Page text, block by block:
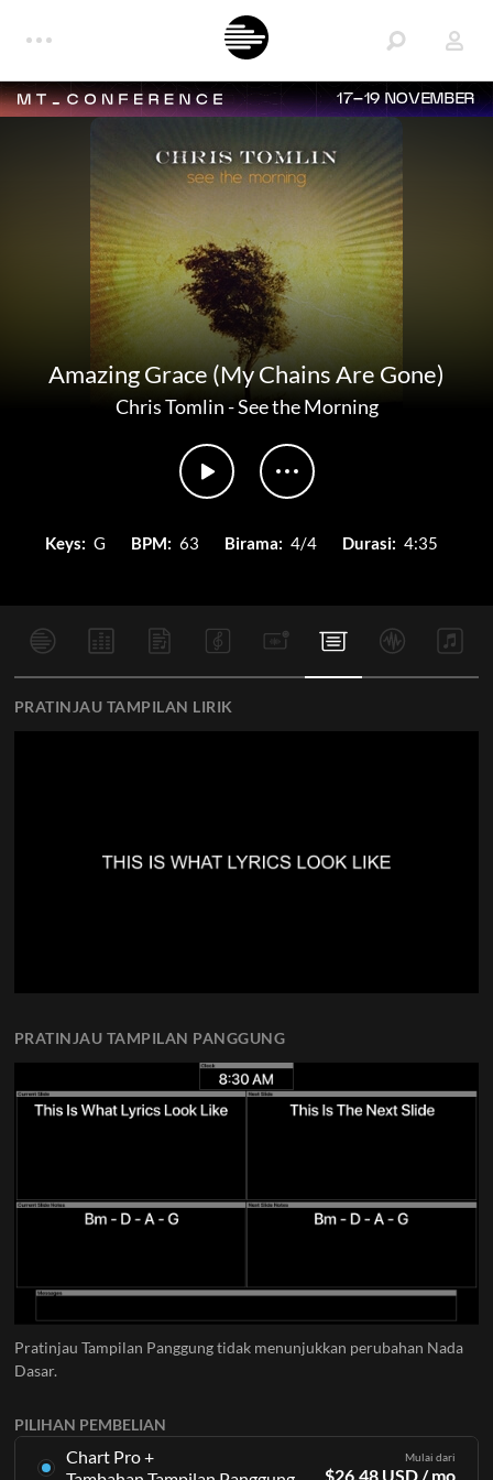
17–19 NOVEMBER
Amazing Grace (My Chains Are Gone)
Chris Tomlin-See the Morning
Keys: G BPM: 63 Birama: 4/4 Durasi: 4:35
PILIHAN PEMBELIAN
Chart Pro +
Mulai dari
$26.48 USD / mo
PRATINJAU TAMPILAN LIRIK
PRATINJAU TAMPILAN PANGGUNG
Pratinjau Tampilan Panggung tidak menunjukkan perubahan Nada
Dasar.